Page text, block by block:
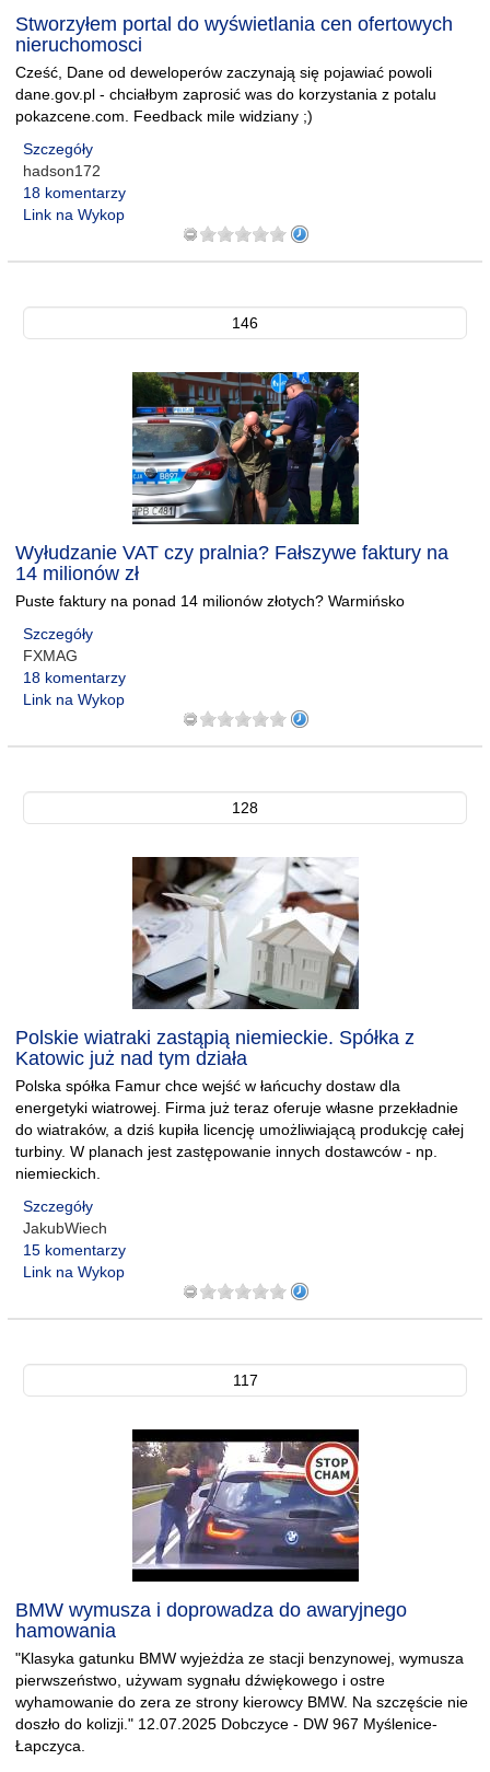
Stworzyłem portal do wyświetlania cen ofertowych
nieruchomosci
Cześć, Dane od deweloperów zaczynają się pojawiać powoli
dane.gov.pl - chciałbym zaprosić was do korzystania z potalu
pokazcene.com. Feedback mile widziany ;)
Szczegóły
hadson172
18 komentarzy
Link na Wykop
146
Wyłudzanie VAT czy pralnia? Fałszywe faktury na
14 milionów zł
Puste faktury na ponad 14 milionów złotych? Warmińsko
Szczegóły
FXMAG
18 komentarzy
Link na Wykop
128
Polskie wiatraki zastąpią niemieckie. Spółka z
Katowic już nad tym działa
Polska spółka Famur chce wejść w łańcuchy dostaw dla
energetyki wiatrowej. Firma już teraz oferuje własne przekładnie
do wiatraków, a dziś kupiła licencję umożliwiającą produkcję całej
turbiny. W planach jest zastępowanie innych dostawców - np.
niemieckich.
Szczegóły
JakubWiech
15 komentarzy
Link na Wykop
117
BMW wymusza i doprowadza do awaryjnego
hamowania
"Klasyka gatunku BMW wyjeżdża ze stacji benzynowej, wymusza
pierwszeństwo, używam sygnału dźwiękowego i ostre
wyhamowanie do zera ze strony kierowcy BMW. Na szczęście nie
doszło do kolizji." 12.07.2025 Dobczyce - DW 967 Myślenice-
Łapczyca.